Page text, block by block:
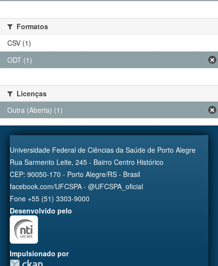
Formatos
CSV (1)
ODT (1)
Licenças
Outra (Aberta) (1)
Universidade Federal de Ciências da Saúde de Porto Alegre
Rua Sarmento Leite, 245 - Bairro Centro Histórico
CEP: 90050-170 - Porto Alegre/RS - Brasil
facebook.com/UFCSPA - @UFCSPA_oficial
Fone +55 (51) 3303-9000
Desenvolvido pelo
Impulsionado por